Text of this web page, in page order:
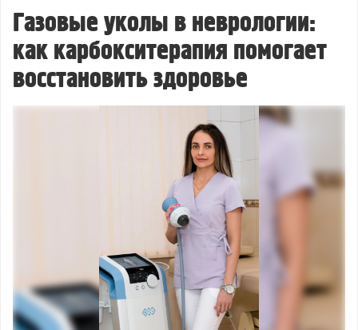
Газовые уколы в неврологии:
как карбокситерапия помогает
восстановить здоровье